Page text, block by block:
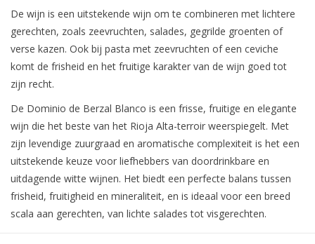
De wijn is een uitstekende wijn om te combineren met lichtere
gerechten, zoals zeevruchten, salades, gegrilde groenten of
verse kazen. Ook bij pasta met zeevruchten of een ceviche
komt de frisheid en het fruitige karakter van de wijn goed tot
zijn recht.
De Dominio de Berzal Blanco is een frisse, fruitige en elegante
wijn die het beste van het Rioja Alta-terroir weerspiegelt. Met
zijn levendige zuurgraad en aromatische complexiteit is het een
uitstekende keuze voor liefhebbers van doordrinkbare en
uitdagende witte wijnen. Het biedt een perfecte balans tussen
frisheid, fruitigheid en mineraliteit, en is ideaal voor een breed
scala aan gerechten, van lichte salades tot visgerechten.